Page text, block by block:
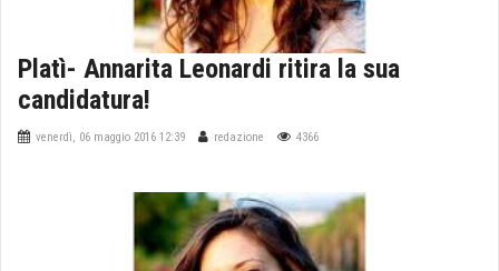
Platì- Annarita Leonardi ritira la sua
candidatura!
venerdì, 06 maggio 2016 12:39 redazione 4366